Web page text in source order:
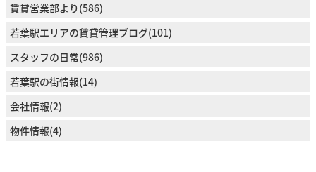
賃貸営業部より(586)
若葉駅エリアの賃貸管理ブログ(101)
スタッフの日常(986)
若葉駅の街情報(14)
会社情報(2)
物件情報(4)